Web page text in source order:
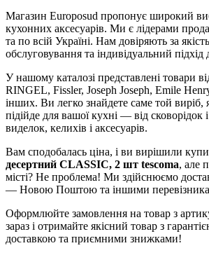
Магазин Europosud пропонує широкий
кухонних аксесуарів. Ми є лідерами
та по всій Україні. Нам довіряють за
обслуговування та індивідуальний підхід
У нашому каталозі представлені товари
RINGEL, Fissler, Joseph Joseph, Emile
інших. Ви легко знайдете саме той виріб,
підійде для вашої кухні — від сковорідок
виделок, келихів і аксесуарів.
Вам сподобалась ціна, і ви вирішили
десертний CLASSIC, 2 шт tescoma, але
місті? Не проблема! Ми здійснюємо
— Новою Поштою та іншими
Оформлюйте замовлення на товар з
зараз і отримайте якісний товар з
доставкою та приємними знижками!